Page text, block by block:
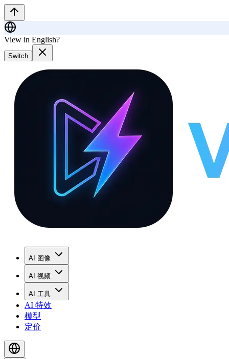
View in English?
Switch
AI 图像
AI 视频
AI 工具
AI 特效
模型
定价